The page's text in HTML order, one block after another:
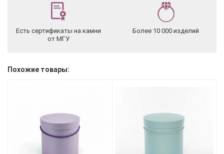
Есть сертификаты на камни
от МГУ
Более 10 000 изделий
Похожие товары: